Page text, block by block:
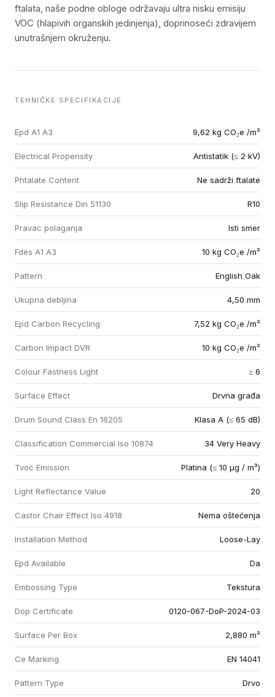
ftalata, naše podne obloge održavaju ultra nisku emisiju
VOC (hlapivih organskih jedinjenja), doprinoseći zdravijem
unutrašnjem okruženju.
TEHNIČKE SPECIFIKACIJE
Epd A1 A3 9,62 kg CO₂e /m²
Electrical Propensity Antistatik (≤ 2 kV)
Phtalate Content Ne sadrži ftalate
Slip Resistance Din 51130 R10
Pravac polaganja Isti smer
Fdes A1 A3 10 kg CO₂e /m²
Pattern English Oak
Ukupna debljina 4,50 mm
Epd Carbon Recycling 7,52 kg CO₂e /m²
Carbon Impact DVR 10 kg CO₂e /m²
Colour Fastness Light ≥ 6
Surface Effect Drvna građa
Drum Sound Class En 16205 Klasa A (≤ 65 dB)
Classification Commercial Iso 10874 34 Very Heavy
Tvoc Emission Platina (≤ 10 µg / m³)
Light Reflectance Value 20
Castor Chair Effect Iso 4918 Nema oštećenja
Installation Method Loose-Lay
Epd Available Da
Embossing Type Tekstura
Dop Certificate 0120-067-DoP-2024-03
Surface Per Box 2,880 m²
Ce Marking EN 14041
Pattern Type Drvo